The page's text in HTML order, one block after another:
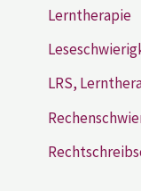
Lerntherapie
LRS,